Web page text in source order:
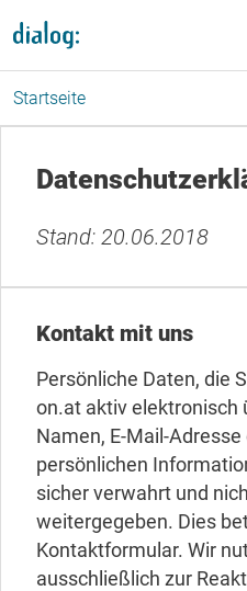
Startseite
Stand: 20.06.2018
Kontakt mit uns
Persönliche Daten, die
on.at aktiv elektronisch
Namen, E-Mail-
persönlichen
sicher verwahrt und
weitergegeben. Dies
Kontaktformular. Wir
ausschließlich zur